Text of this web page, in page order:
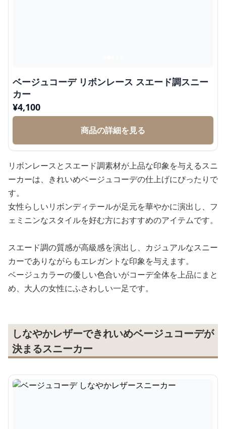
ベージュコーデ リボンレース スエード調スニー
カー
¥4,100
商品の詳細を見る
リボンレースとスエード調素材が上品な印象を与えるスニ
ーカーは、きれいめベージュコーデの仕上げにぴったりで
す。
女性らしいリボンディテールが足元を華やかに演出し、フ
ェミニンなスタイルを好む方におすすめのアイテムです。
スエード調の質感が高級感を演出し、カジュアルなスニー
カーでありながらもエレガントな印象を与えます。
ベージュカラーの優しい色合いがコーデ全体を上品にまと
め、大人の女性にふさわしい一足です。
しなやかレザーできれいめベージュコーデが
決まるスニーカー